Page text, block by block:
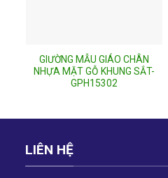
GIƯỜNG MẪU GIÁO CHÂN
NHỰA MẶT GỖ KHUNG SẮT-
GPH15302
LIÊN HỆ